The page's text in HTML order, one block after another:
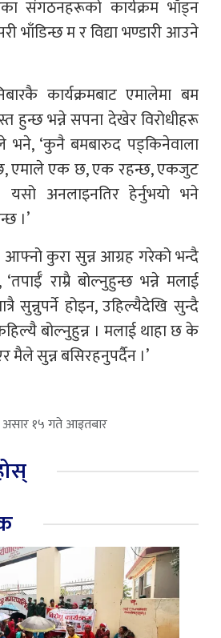
संगठनहरूको कार्यक्रम भाँड्न
भाँडिन्छ म र विद्या भण्डारी आउने
कार्यक्रमबाट एमालेमा बम
हुन्छ भन्ने सपना देखेर विरोधीहरू
‘कुनै बमबारुद पड्किनेवाला
एमाले एक छ, एक रहन्छ, एकजुट
अनलाइनतिर हेर्नुभयो भने
।’
आफ्नो कुरा सुन्न आग्रह गरेको भन्दै
राम्रै बोल्नुहुन्छ भन्ने मलाई
सुन्नुपर्ने होइन, उहिल्यैदेखि सुन्दै
बोल्नुहुन्न । मलाई थाहा छ के
मैले सुन्न बसिरहनुपर्दैन ।’
असार १५ गते आइतबार